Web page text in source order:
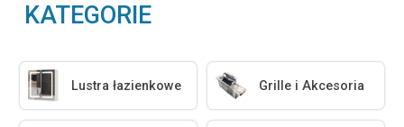
KATEGORIE
Lustra łazienkowe Grille i Akcesoria